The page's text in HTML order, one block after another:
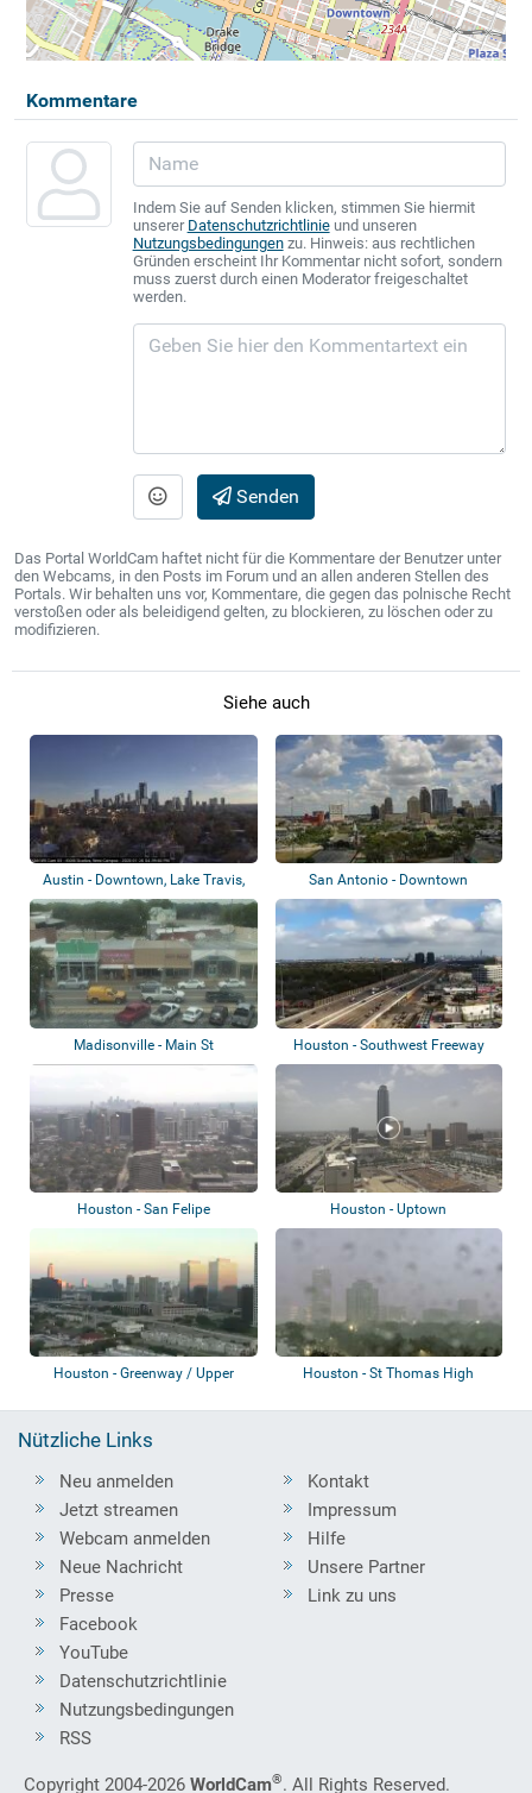
Kommentare
Indem Sie auf Senden klicken, stimmen Sie hiermit
unserer Datenschutzrichtlinieund unseren
Nutzungsbedingungenzu. Hinweis: aus rechtlichen
Gründen erscheint Ihr Kommentar nicht sofort, sondern
muss zuerst durch einen Moderator freigeschaltet
werden.
Senden
Das Portal WorldCam haftet nicht für die Kommentare der Benutzer unter
den Webcams, in den Posts im Forum und an allen anderen Stellen des
Portals. Wir behalten uns vor, Kommentare, die gegen das polnische Recht
verstoßen oder als beleidigend gelten, zu blockieren, zu löschen oder zu
modifizieren.
Siehe auch
Austin - Downtown, Lake Travis,
Lakeway,...
San Antonio - Downtown
Madisonville - Main St Houston - Southwest Freeway
Houston - San Felipe Houston - Uptown
Houston - Greenway / Upper
Houston - St Thomas High
Nützliche Links
Neu anmelden
Jetzt streamen
Webcam anmelden
Neue Nachricht
Presse
Kontakt
Impressum
Hilfe
Unsere Partner
Link zu uns
Facebook
YouTube
Datenschutzrichtlinie
Nutzungsbedingungen
RSS
Copyright 2004-2026 WorldCam®. All Rights Reserved.